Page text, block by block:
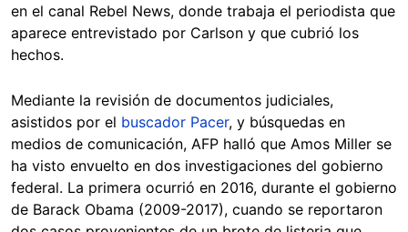
en el canal Rebel News, donde trabaja el periodista que
aparece entrevistado por Carlson y que cubrió los
hechos.
Mediante la revisión de documentos judiciales,
asistidos por el buscador Pacer, y búsquedas en
medios de comunicación, AFP halló que Amos Miller se
ha visto envuelto en dos investigaciones del gobierno
federal. La primera ocurrió en 2016, durante el gobierno
de Barack Obama (2009-2017), cuando se reportaron